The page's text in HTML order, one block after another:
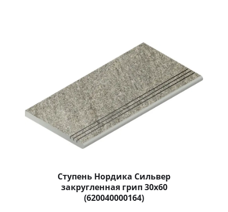
Ступень Нордика Сильвер
закругленная грип 30x60
(620040000164)